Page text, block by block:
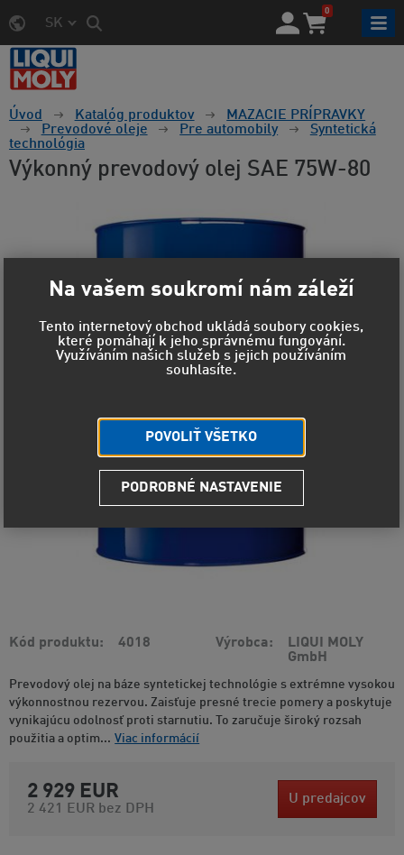
SK
0
Úvod Katalóg produktov
MAZACIE PRÍPRAVKY
Prevodové oleje
Pre automobily
Syntetická
technológia
Výkonný prevodový olej SAE 75W-80
Kód produktu 4018 Výrobca
LIQUI MOLY
GmbH
Prevodový olej na báze syntetickej technológie s extrémne vysokou
výkonnostnou rezervou. Zaisťuje presné trecie pomery a poskytuje
vynikajúcu odolnosť proti starnutiu. To zaručuje široký rozsah
použitia a optim... Viac informácií
2 929 EUR
2 421 EUR bez DPH
U predajcov
Na vašem soukromí nám záleží
Tento internetový obchod ukládá soubory cookies,
které pomáhají k jeho správnému fungování.
Využíváním našich služeb s jejich používáním
souhlasíte.
POVOLIŤ VŠETKO
PODROBNÉ NASTAVENIE